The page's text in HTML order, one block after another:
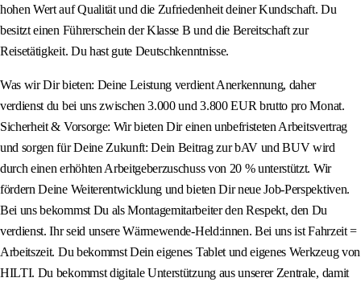
hohen Wert auf Qualität und die Zufriedenheit deiner Kundschaft. Du
besitzt einen Führerschein der Klasse B und die Bereitschaft zur
Reisetätigkeit. Du hast gute Deutschkenntnisse.
Was wir Dir bieten: Deine Leistung verdient Anerkennung, daher
verdienst du bei uns zwischen 3.000 und 3.800 EUR brutto pro Monat.
Sicherheit & Vorsorge: Wir bieten Dir einen unbefristeten Arbeitsvertrag
und sorgen für Deine Zukunft: Dein Beitrag zur bAV und BUV wird
durch einen erhöhten Arbeitgeberzuschuss von 20 % unterstützt. Wir
fördern Deine Weiterentwicklung und bieten Dir neue Job-Perspektiven.
Bei uns bekommst Du als Montagemitarbeiter den Respekt, den Du
verdienst. Ihr seid unsere Wärmewende-Held:innen. Bei uns ist Fahrzeit =
Arbeitszeit. Du bekommst Dein eigenes Tablet und eigenes Werkzeug von
HILTI. Du bekommst digitale Unterstützung aus unserer Zentrale, damit